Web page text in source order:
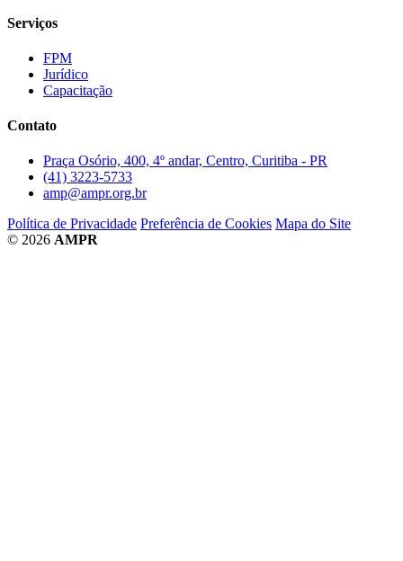
Serviços
FPM
Jurídico
Capacitação
Contato
Praça Osório, 400, 4º andar, Centro, Curitiba - PR
(41) 3223-5733
amp@ampr.org.br
Política de Privacidade Preferência de Cookies Mapa do Site
© 2026 AMPR